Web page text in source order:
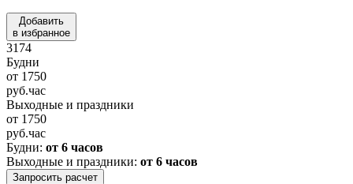
Добавить
в избранное
3174
Будни
от 1750
руб.час
Выходные и праздники
от 1750
руб.час
Будни: от 6 часов
Выходные и праздники: от 6 часов
Запросить расчет